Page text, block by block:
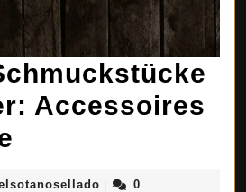
Accessoires
elsotanosellado
|
0